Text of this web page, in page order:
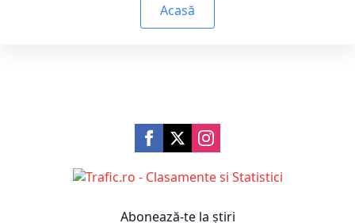
Acasă
Abonează-te la știri